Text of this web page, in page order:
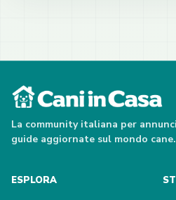
La community italiana per
guide aggiornate sul mondo cane.
ESPLORA